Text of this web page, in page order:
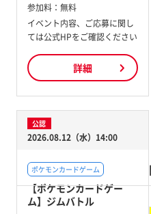
参加料： 無料
イベント内容、ご応募に関し
ては公式HPをご確認ください
詳細
公認
2026.08.12（水）14:00
ポケモンカードゲーム
【ポケモンカードゲー
ム】ジムバトル